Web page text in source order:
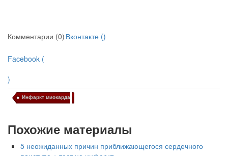
Комментарии (0) Вконтакте ()
Facebook (
)
Инфаркт миокарда
Похожие материалы
5 неожиданных причин приближающегося сердечного